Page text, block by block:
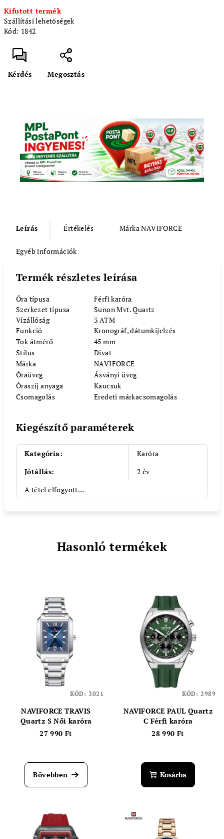
Kifutott termék
Szállítási lehetőségek
Kód: 1842
Kérdés Megosztás
Leírás Értékelés MárkaNAVIFORCE
Egyéb információk
Termék részletes leírása
Óra típusa
Férfi karóra
Szerkezet típusa
Sunon Mvt. Quartz
Vízállóság
3 ATM
Funkció
Kronográf, dátumkijelzés
Tok átmérő
45 mm
Stílus
Divat
Márka
NAVIFORCE
Óraüveg
Ásványi üveg
Óraszíj anyaga
Kaucsuk
Csomagolás
Eredeti márkacsomagolás
Kiegészítő paraméterek
Kategória:
Karóra
Jótállás:
2 év
A tétel elfogyott…
Hasonló termékek
NAVIFORCE TRAVIS
Quartz S Női karóra
27 990 Ft
Bővebben
KÓD: 3021
NAVIFORCE PAUL Quartz
C Férfi karóra
28 990 Ft
Kosárba
KÓD: 2989